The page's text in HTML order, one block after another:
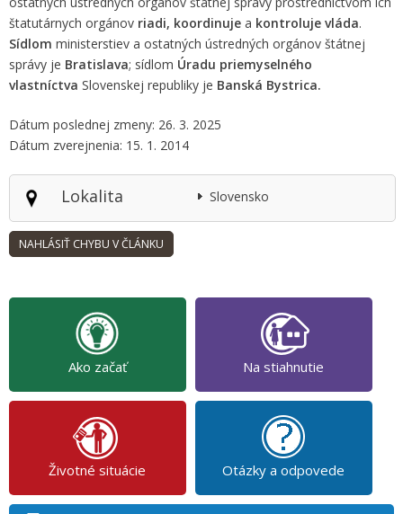
štatutárnych orgánov riadi, koordinuje a kontroluje vláda.
Sídlom ministerstiev a ostatných ústredných orgánov štátnej
správy je Bratislava; sídlom Úradu priemyselného
vlastníctva Slovenskej republiky je Banská Bystrica.
Dátum poslednej zmeny: 26. 3. 2025
Dátum zverejnenia: 15. 1. 2014
Lokalita Slovensko
Ako začať Na stiahnutie
Životné situácie Otázky a odpovede